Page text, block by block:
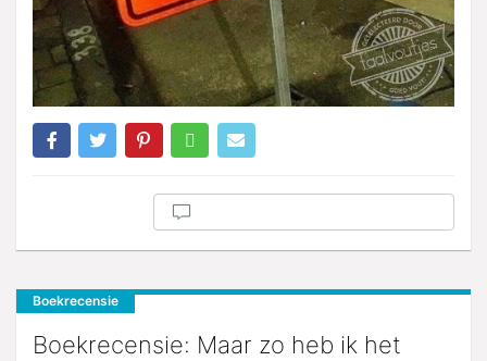
Boekrecensie
Boekrecensie: Maar zo heb ik het